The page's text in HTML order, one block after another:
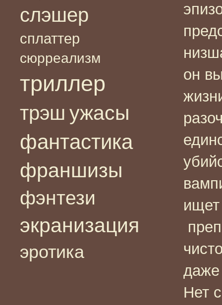
слэшер
сплаттер
сюрреализм
триллер
трэш ужасы
фантастика
франшизы
фэнтези
экранизация
эротика
он
ищет
даже
Нет